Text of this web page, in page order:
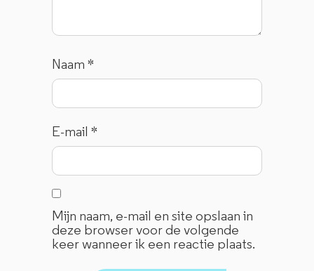
Naam*
E-mail*
Mijn naam, e-mail en site opslaan in
deze browser voor de volgende
keer wanneer ik een reactie plaats.